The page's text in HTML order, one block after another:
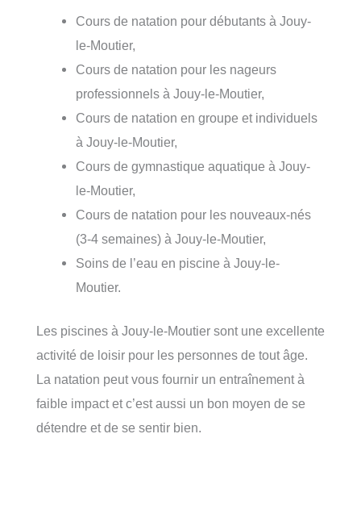
Cours de natation pour débutants à Jouy-
le-Moutier,
Cours de natation pour les nageurs
professionnels à Jouy-le-Moutier,
Cours de natation en groupe et individuels
à Jouy-le-Moutier,
Cours de gymnastique aquatique à Jouy-
le-Moutier,
Cours de natation pour les nouveaux-nés
(3-4 semaines) à Jouy-le-Moutier,
Soins de l’eau en piscine à Jouy-le-
Moutier.
Les piscines à Jouy-le-Moutier sont une excellente
activité de loisir pour les personnes de tout âge.
La natation peut vous fournir un entraînement à
faible impact et c’est aussi un bon moyen de se
détendre et de se sentir bien.